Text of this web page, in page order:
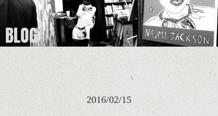
BLOG
2016/02/15